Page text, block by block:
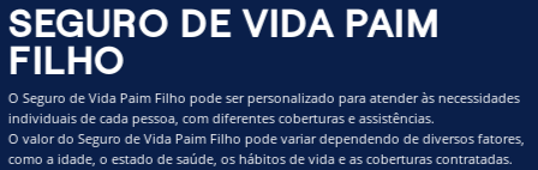
SEGURO DE VIDA PAIM
FILHO
O Seguro de Vida Paim Filho pode ser personalizado para atender às necessidades
individuais de cada pessoa, com diferentes coberturas e assistências.
O valor do Seguro de Vida Paim Filho pode variar dependendo de diversos fatores,
como a idade, o estado de saúde, os hábitos de vida e as coberturas contratadas.